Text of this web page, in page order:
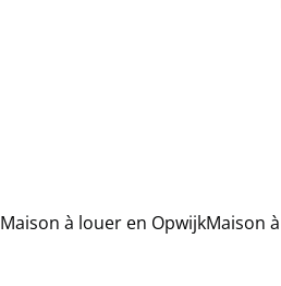
Maison à louer en OpwijkMaison